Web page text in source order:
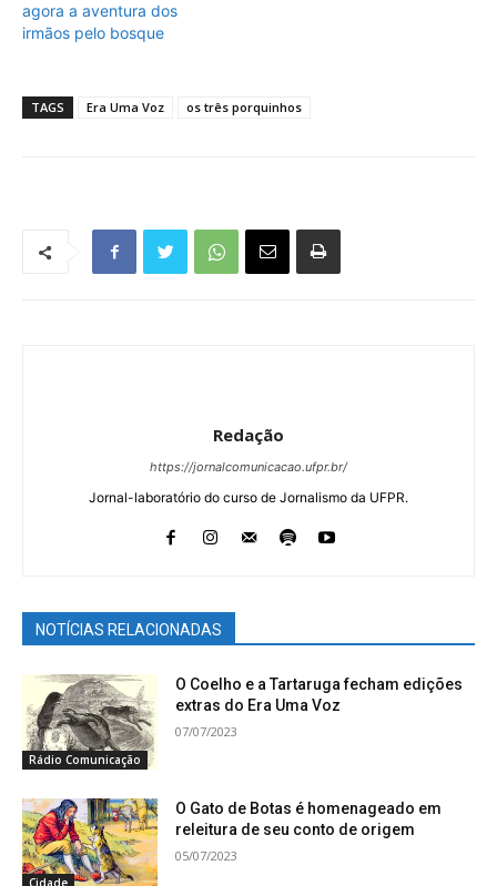
agora a aventura dos
irmãos pelo bosque
TAGS Era Uma Voz os três porquinhos
Redação
https://jornalcomunicacao.ufpr.br/
Jornal-laboratório do curso de Jornalismo da UFPR.
NOTÍCIAS RELACIONADAS
Rádio Comunicação
O Coelho e a Tartaruga fecham edições
extras do Era Uma Voz
07/07/2023
O Gato de Botas é homenageado em
releitura de seu conto de origem
05/07/2023